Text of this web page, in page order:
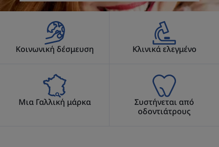
Κοινωνική δέσμευση Κλινικά ελεγμένο
Μια Γαλλική μάρκα
Συστήνεται από
οδοντιάτρους